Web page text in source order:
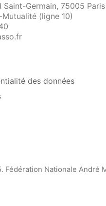
Germain, 75005 Paris
(ligne 10)
des données
Fédération Nationale André